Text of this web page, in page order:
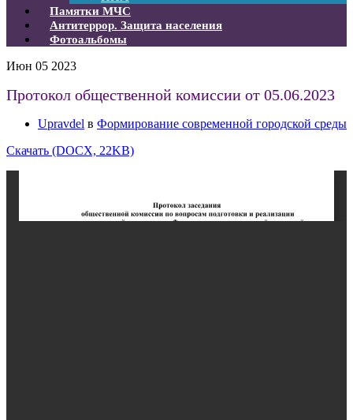
Памятки МЧС
Антитеррор. Защита населения
Фотоальбомы
Июн 05 2023
Протокол общественной комиссии от 05.06.2023
Upravdel в Формирование современной городской среды
Скачать (DOCX, 22KB)